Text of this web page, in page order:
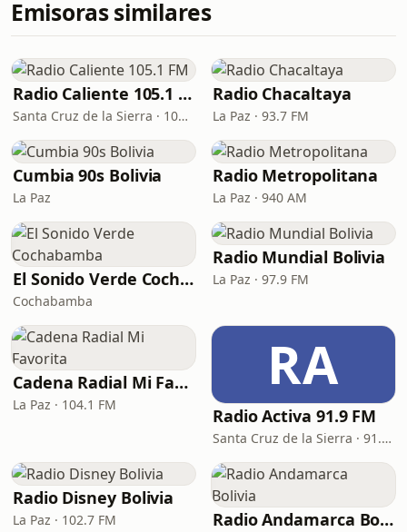
Emisoras similares
Radio Caliente 105.1 FM
Santa Cruz de la Sierra · 105.1 FM
Radio Chacaltaya
La Paz · 93.7 FM
Cumbia 90s Bolivia
La Paz
Radio Metropolitana
La Paz · 940 AM
El Sonido Verde Cochabamba
Cochabamba
Radio Mundial Bolivia
La Paz · 97.9 FM
Cadena Radial Mi Favorita
La Paz · 104.1 FM
RA
Radio Activa 91.9 FM
Santa Cruz de la Sierra · 91.9 FM
Radio Disney Bolivia
La Paz · 102.7 FM Radio Andamarca Bolivia